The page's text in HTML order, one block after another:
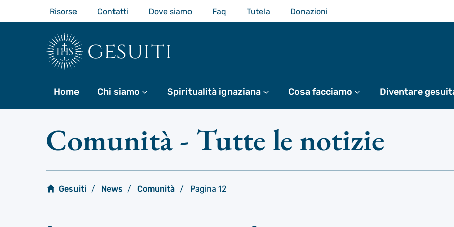
contenuto
Risorse Contatti Dove siamo Faq Tutela Donazioni
gesuiti
Home Chi siamo Di piùSpiritualità ignaziana Di piùCosa facciamo Di piùDiventare
Comunità- Tutte le notizie
Gesuiti News Comunità Pagina 12